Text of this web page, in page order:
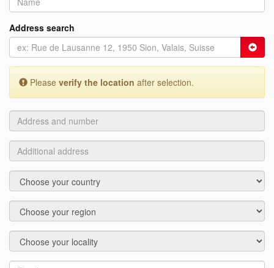
Address search
Please verify the location after selection.
Address
and
number
Additional
address
Country
Region
Locality